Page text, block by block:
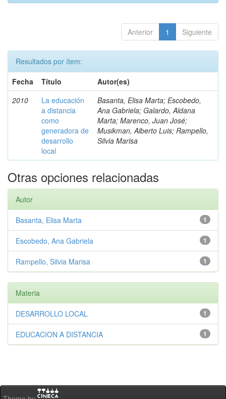
Anterior 1 Siguiente
Resultados por ítem:
Fecha
Título
Autor(es)
2010
La educación
a distancia
como
generadora de
desarrollo
local
Basanta, Elisa Marta; Escobedo,
Ana Gabriela; Galardo, Aldana
Marta; Marenco, Juan José;
Musikman, Alberto Luis; Rampello,
Silvia Marisa
Otras opciones relacionadas
Autor
1
Basanta, Elisa Marta
1
Escobedo, Ana Gabriela
1
Rampello, Silvia Marisa
Materia
1
DESARROLLO LOCAL
1
EDUCACION A DISTANCIA